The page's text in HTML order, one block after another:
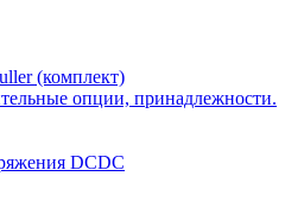
(комплект)
опции, принадлежности.
DCDC